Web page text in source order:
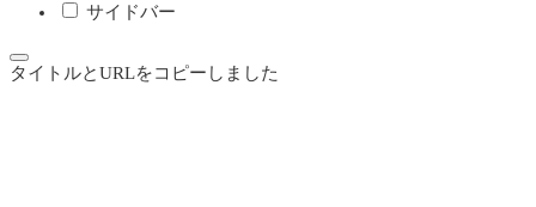
サイドバー
タイトルとURLをコピーしました